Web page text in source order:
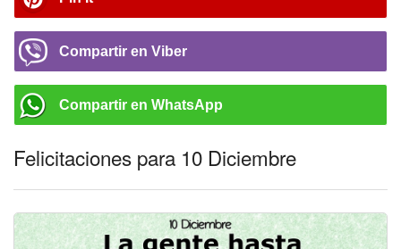
Compartir en Viber
Compartir en WhatsApp
Felicitaciones para 10 Diciembre